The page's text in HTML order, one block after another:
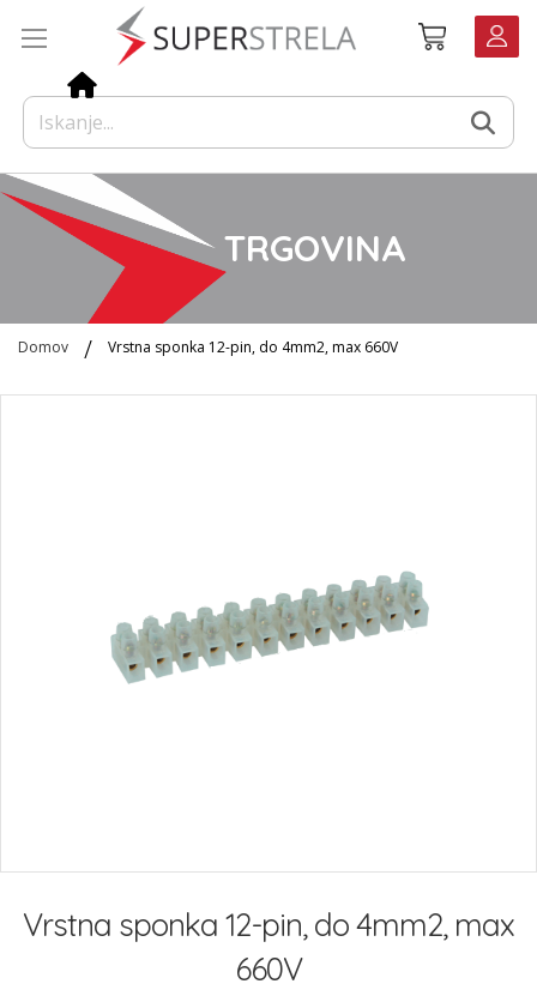
Košarica
TRGOVINA
Domov Vrstna sponka 12-pin, do 4mm2, max 660V
začetek
Vrstna sponka 12-pin, do 4mm2, max
660V